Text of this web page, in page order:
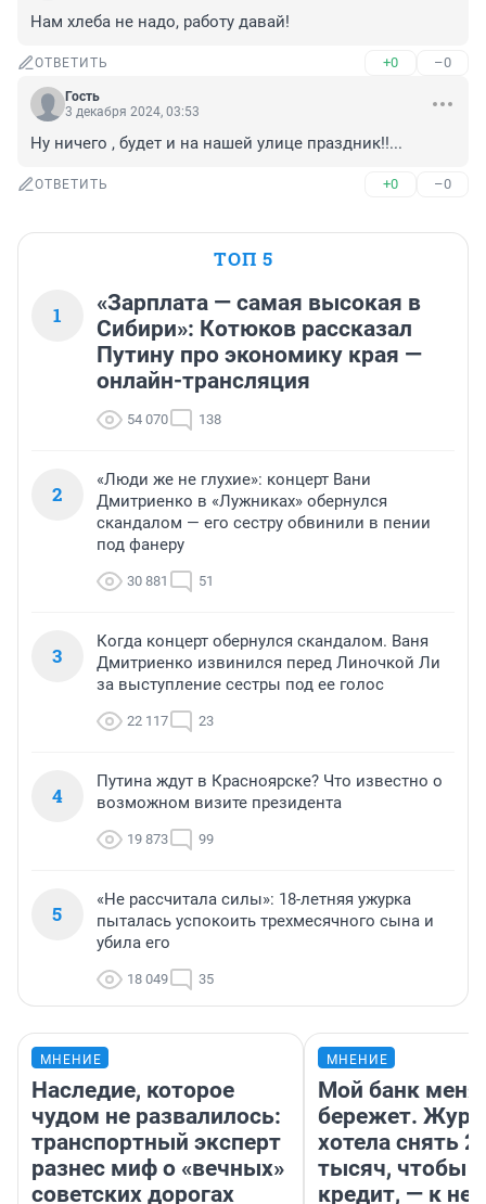
Нам хлеба не надо, работу давай!
ОТВЕТИТЬ +0 –0
Гость
3 декабря 2024, 03:53
Ну ничего , будет и на нашей улице праздник!!...
ОТВЕТИТЬ +0 –0
ТОП 5
1
«Зарплата — самая высокая в
Сибири»: Котюков рассказал
Путину про экономику края —
онлайн-трансляция
54 070 138
2
«Люди же не глухие»: концерт Вани
Дмитриенко в «Лужниках» обернулся
скандалом — его сестру обвинили в пении
под фанеру
30 881 51
3
Когда концерт обернулся скандалом. Ваня
Дмитриенко извинился перед Линочкой Ли
за выступление сестры под ее голос
22 117 23
4
Путина ждут в Красноярске? Что известно о
возможном визите президента
19 873 99
5
«Не рассчитала силы»: 18-летняя ужурка
пыталась успокоить трехмесячного сына и
убила его
18 049 35
МНЕНИЕ
Наследие, которое
чудом не развалилось:
транспортный эксперт
разнес миф о «вечных»
советских дорогах
МНЕНИЕ
Мой банк меня
бережет.
хотела снять
тысяч, чтобы
кредит, — к